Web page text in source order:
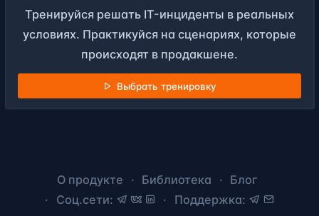
Тренируйся решать IT-инциденты в реальных
условиях. Практикуйся на сценариях, которые
происходят в продакшене.
Выбрать тренировку
О продукте Библиотека
Блог
Соц.сети:
Поддержка: